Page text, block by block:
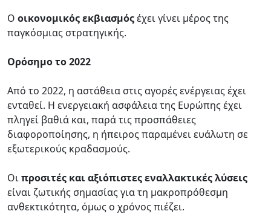
Ο οικονομικός εκβιασμόςέχει γίνει μέρος της
παγκόσμιας στρατηγικής.
Ορόσημο το 2022
Από το 2022, η αστάθεια στις αγορές ενέργειας έχει
ενταθεί. Η ενεργειακή ασφάλεια της Ευρώπης έχει
πληγεί βαθιά και, παρά τις προσπάθειες
διαφοροποίησης, η ήπειρος παραμένει ευάλωτη σε
εξωτερικούς κραδασμούς.
Οιπροσιτές και αξιόπιστες εναλλακτικές λύσεις
είναι ζωτικής σημασίας για τη μακροπρόθεσμη
ανθεκτικότητα, όμως ο χρόνος πιέζει.